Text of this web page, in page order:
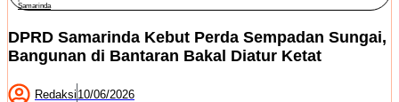
Samarinda
DPRD Samarinda Kebut Perda Sempadan Sungai,
Bangunan di Bantaran Bakal Diatur Ketat
Redaksi 10/06/2026